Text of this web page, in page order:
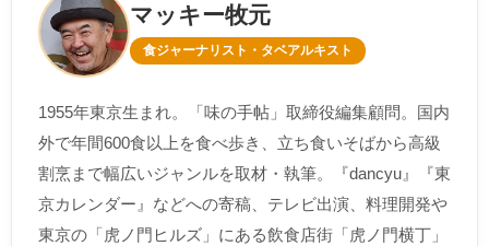
マッキー牧元
食ジャーナリスト・タベアルキスト
1955年東京生まれ。「味の手帖」取締役編集顧問。国内
外で年間600食以上を食べ歩き、立ち食いそばから高級
割烹まで幅広いジャンルを取材・執筆。『dancyu』『東
京カレンダー』などへの寄稿、テレビ出演、料理開発や
東京の「虎ノ門ヒルズ」にある飲食店街「虎ノ門横丁」